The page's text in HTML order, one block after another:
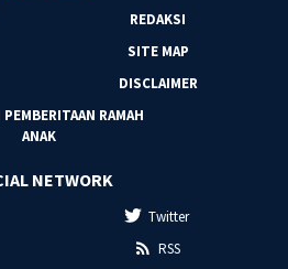
REDAKSI
SITE MAP
DISCLAIMER
RAMAH
ANAK
NETWORK
Twitter
RSS